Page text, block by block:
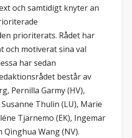
och samtidigt knyter an
prioriterats. Rådet har
och motiverat sina val
har sedan
består av
Pernilla Garmy (HV),
Thulin (LU), Marie
Tjärnemo (EK), Ingemar
Qinghua Wang (NV).